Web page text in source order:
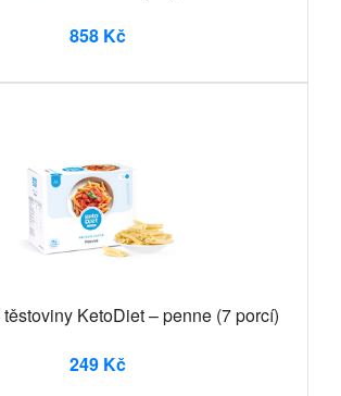
858 Kč
KetoDiet – penne (7 porcí)
249 Kč